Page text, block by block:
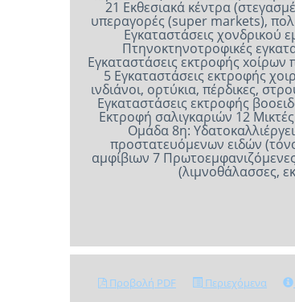
Προβολή PDF Περιεχόμενα